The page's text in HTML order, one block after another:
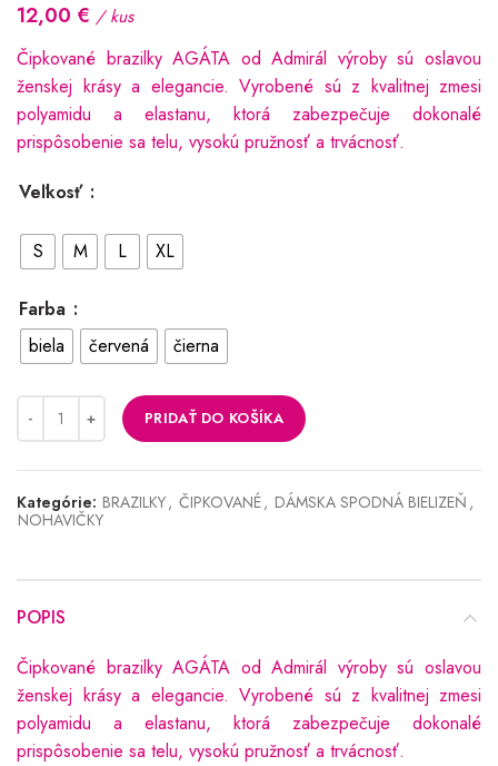
12,00 € / kus
Čipkované brazilky AGÁTA od Admirál výroby sú oslavou
ženskej krásy a elegancie. Vyrobené sú z kvalitnej zmesi
polyamidu a elastanu, ktorá zabezpečuje dokonalé
prispôsobenie sa telu, vysokú pružnosť a trvácnosť.
Veľkosť
S M L XL
Farba
biela
červená čierna
PRIDAŤ DO KOŠÍKA
Kategórie: BRAZILKY, ČIPKOVANÉ, DÁMSKA SPODNÁ BIELIZEŇ ,
NOHAVIČKY
POPIS
Čipkované brazilky AGÁTA od Admirál výroby sú oslavou
ženskej krásy a elegancie. Vyrobené sú z kvalitnej zmesi
polyamidu a elastanu, ktorá zabezpečuje dokonalé
prispôsobenie sa telu, vysokú pružnosť a trvácnosť.